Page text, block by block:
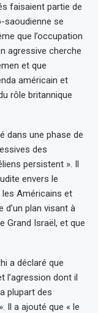
faisaient partie de
saoudienne se
que l’occupation
agressive cherche
et que
américain et
rôle britannique
dans une phase de
des
persistent ». Il
envers le
les Américains et
plan visant à
Grand Israël, et que
a déclaré que
l’agression dont il
plupart des
Il a ajouté que « le